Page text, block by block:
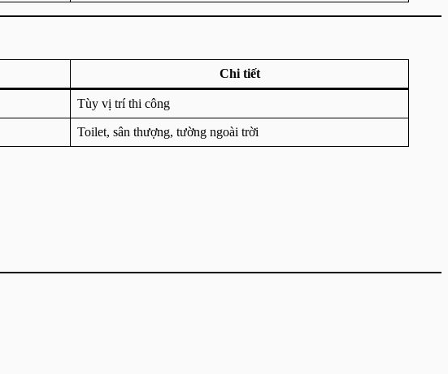
Chi tiết
Tùy vị trí thi công
Toilet, sân thượng, tường ngoài trời